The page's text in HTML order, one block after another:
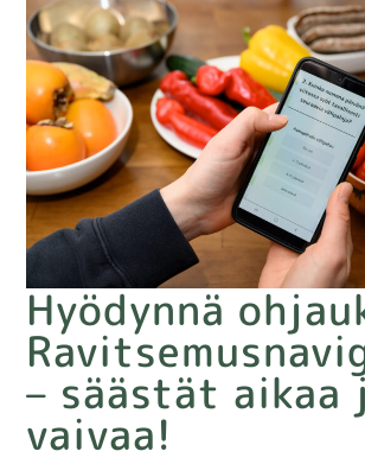
Hyödynnä
– säästät aikaa
vaivaa!